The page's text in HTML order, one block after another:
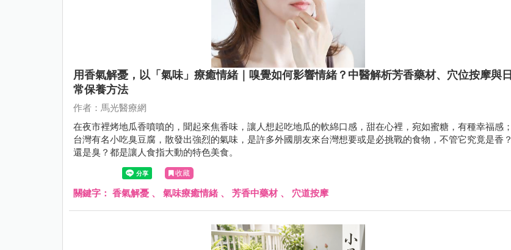
用香氣解憂，以「氣味」療癒情緒｜嗅覺如何影響情緒？中醫解析芳香藥材、穴位按摩與日
常保養方法
作者：馬光醫療網
在夜市裡烤地瓜香噴噴的，聞起來焦香味，讓人想起吃地瓜的軟綿口感，甜在心裡，宛如蜜糖，有種幸福感；
台灣有名小吃臭豆腐，散發出強烈的氣味，是許多外國朋友來台灣想要或是必挑戰的食物，不管它究竟是香？
還是臭？都是讓人食指大動的特色美食。
收藏
關鍵字： 香氣解憂 、 氣味療癒情緒 、 芳香中藥材 、 穴道按摩